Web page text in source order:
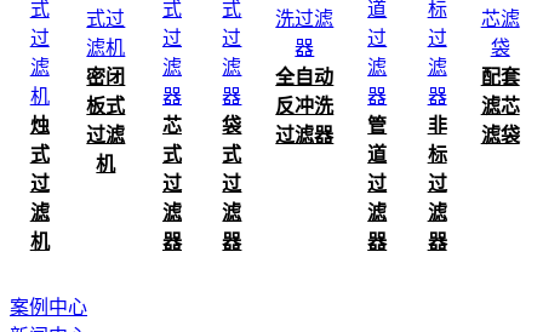
烛
式
过
滤
机
密闭
板式
过滤
机
芯
式
过
滤
器
袋
式
过
滤
器
全自动
反冲洗
过滤器
管
道
过
滤
器
非
标
过
滤
器
配套
滤芯
滤袋
案例中心